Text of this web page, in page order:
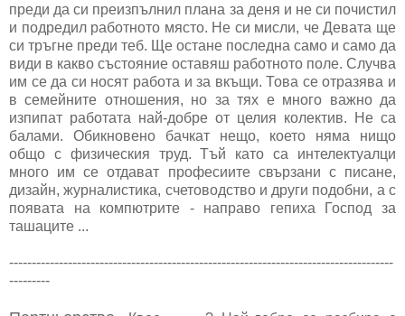
преди да си преизпълнил плана за деня и не си почистил
и подредил работното място. Не си мисли, че Девата ще
си тръгне преди теб. Ще остане последна само и само да
види в какво състояние оставяш работното поле. Случва
им се да си носят работа и за вкъщи. Това се отразява и
в семейните отношения, но за тях е много важно да
изпипат работата най-добре от целия колектив. Не са
балами. Обикновено бачкат нещо, което няма нищо
общо с физическия труд. Тъй като са интелектуалци
много им се отдават професиите свързани с писане,
дизайн, журналистика, счетоводство и други подобни, а с
появата на компютрите - направо гепиха Господ за
ташаците ...
-------------------------------------------------------------------------------------
---------